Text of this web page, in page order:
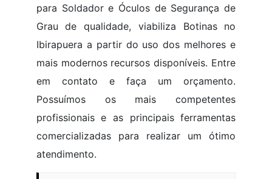
para Soldador e Óculos de Segurança de
Grau de qualidade, viabiliza Botinas no
Ibirapuera a partir do uso dos melhores e
mais modernos recursos disponíveis. Entre
em contato e faça um orçamento.
Possuímos os mais competentes
profissionais e as principais ferramentas
comercializadas para realizar um ótimo
atendimento.